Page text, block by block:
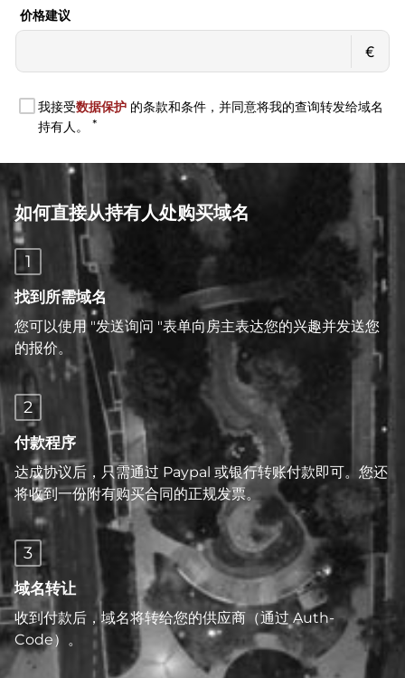
如何直接从持有人处购买域名
1
找到所需域名
您可以使用 "发送询问 "表单向房主表达您的兴趣并发送您
的报价。
2
付款程序
达成协议后，只需通过 Paypal 或银行转账付款即可。您还
将收到一份附有购买合同的正规发票。
3
域名转让
收到付款后，域名将转给您的供应商（通过 Auth-
Code）。